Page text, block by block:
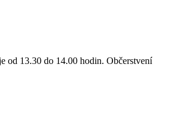
od 13.30 do 14.00 hodin. Občerstvení